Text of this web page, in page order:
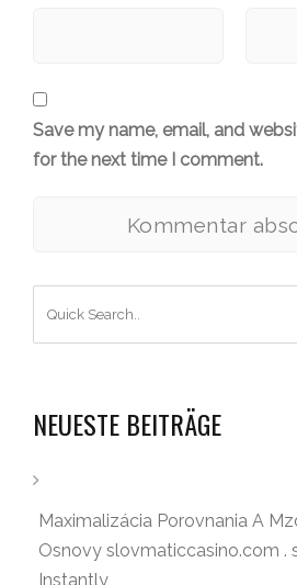
Save my name, email, and
for the next time I comment.
NEUESTE BEITRÄGE
Maximalizácia Porovnania A
Osnovy slovmaticcasino.com .
Instantly